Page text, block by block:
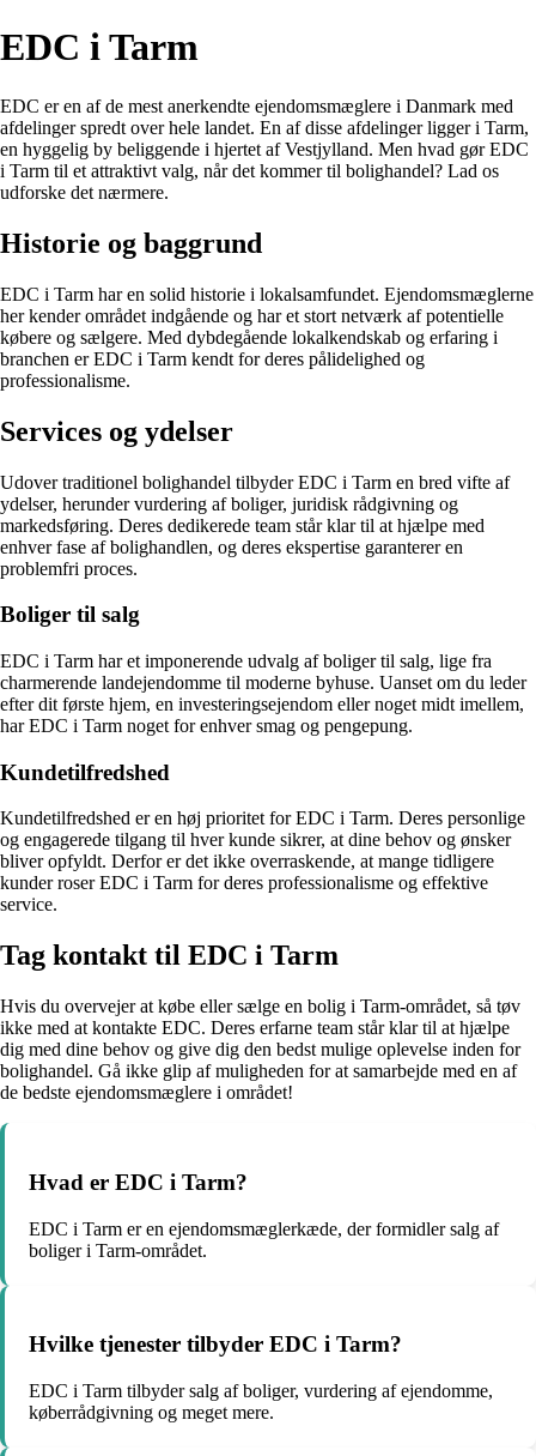
EDC i Tarm
EDC er en af de mest anerkendte ejendomsmæglere i Danmark med
afdelinger spredt over hele landet. En af disse afdelinger ligger i Tarm,
en hyggelig by beliggende i hjertet af Vestjylland. Men hvad gør EDC
i Tarm til et attraktivt valg, når det kommer til bolighandel? Lad os
udforske det nærmere.
Historie og baggrund
EDC i Tarm har en solid historie i lokalsamfundet. Ejendomsmæglerne
her kender området indgående og har et stort netværk af potentielle
købere og sælgere. Med dybdegående lokalkendskab og erfaring i
branchen er EDC i Tarm kendt for deres pålidelighed og
professionalisme.
Services og ydelser
Udover traditionel bolighandel tilbyder EDC i Tarm en bred vifte af
ydelser, herunder vurdering af boliger, juridisk rådgivning og
markedsføring. Deres dedikerede team står klar til at hjælpe med
enhver fase af bolighandlen, og deres ekspertise garanterer en
problemfri proces.
Boliger til salg
EDC i Tarm har et imponerende udvalg af boliger til salg, lige fra
charmerende landejendomme til moderne byhuse. Uanset om du leder
efter dit første hjem, en investeringsejendom eller noget midt imellem,
har EDC i Tarm noget for enhver smag og pengepung.
Kundetilfredshed
Kundetilfredshed er en høj prioritet for EDC i Tarm. Deres personlige
og engagerede tilgang til hver kunde sikrer, at dine behov og ønsker
bliver opfyldt. Derfor er det ikke overraskende, at mange tidligere
kunder roser EDC i Tarm for deres professionalisme og effektive
service.
Tag kontakt til EDC i Tarm
Hvis du overvejer at købe eller sælge en bolig i Tarm-området, så tøv
ikke med at kontakte EDC. Deres erfarne team står klar til at hjælpe
dig med dine behov og give dig den bedst mulige oplevelse inden for
bolighandel. Gå ikke glip af muligheden for at samarbejde med en af
de bedste ejendomsmæglere i området!
Hvad er EDC i Tarm?
EDC i Tarm er en ejendomsmæglerkæde, der formidler salg af
boliger i Tarm-området.
Hvilke tjenester tilbyder EDC i Tarm?
EDC i Tarm tilbyder salg af boliger, vurdering af ejendomme,
køberrådgivning og meget mere.